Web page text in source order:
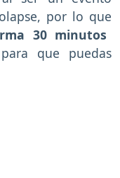
por lo que
30 minutos
que puedas